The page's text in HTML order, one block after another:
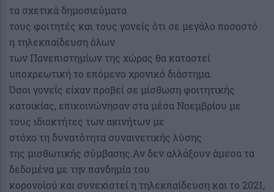
τα σχετικά δημοσιεύματα
τους φοιτητές και τους γονείς ότι σε μεγάλο ποσοστό
η τηλεκπαίδευση όλων
των Πανεπιστημίων της χώρας θα καταστεί
υποχρεωτική το επόμενο χρονικό διάστημα.
Όσοι γονείς είχαν προβεί σε μίσθωση φοιτητικής
κατοικίας, επικοινώνησαν στα μέσα Νοεμβρίου με
τους ιδιοκτήτες των ακινήτων με
στόχο τη δυνατότητα συναινετικής λύσης
της μισθωτικής σύμβασης.Αν δεν αλλάξουν άμεσα τα
δεδομένα με την πανδημία του
κορονοϊού και συνεχιστεί η τηλεκπαίδευση και το 2021,